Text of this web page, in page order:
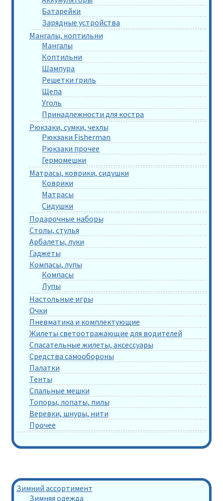
Батарейки
Зарядные устройства
Мангалы, коптильни
Мангалы
Коптильни
Шампура
Решетки гриль
Щепа
Уголь
Принадлежности для костра
Рюкзаки, сумки, чехлы
Рюкзаки Fisherman
Рюкзаки прочее
Гермомешки
Матрасы, коврики, сидушки
Коврики
Матрасы
Сидушки
Подарочные наборы
Столы, стулья
Арбалеты, луки
Гаджеты
Компасы, лупы
Компасы
Лупы
Настольные игры
Очки
Пневматика и комплектующие
Жилеты светоотражающие для водителей
Спасательные жилеты, аксессуары
Средства самообороны
Палатки
Тенты
Спальные мешки
Топоры, лопаты, пилы
Веревки, шнуры, нити
Прочее
Зимний ассортимент
Зимняя одежда